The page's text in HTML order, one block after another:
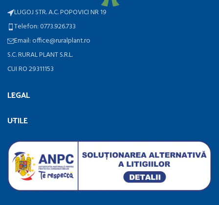
LUGOJ STR. A.C. POPOVICI NR 19
Telefon: 0773.926.733
Email: office@ruralplant.ro
S.C. RURAL PLANT S.R.L.
CUI RO 29311153
LEGAL
UTILE